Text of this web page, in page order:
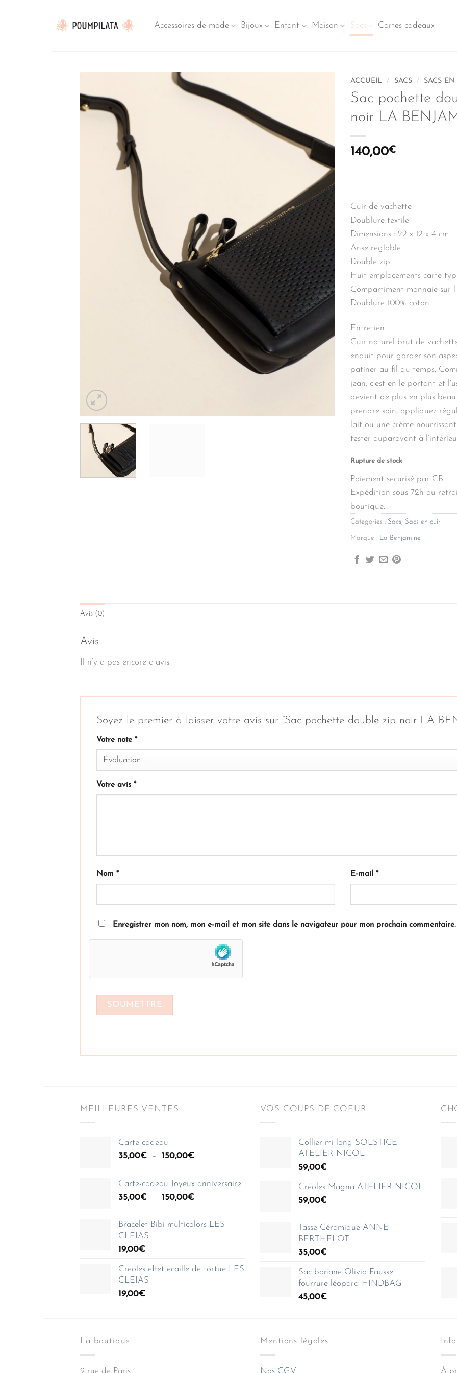
contenu
Accessoires de mode Bijoux Enfant Maison Sacs Cartes-cadeaux
ACCUEIL / SACS / SACS
Sac pochette
noir LA
140,00€
Cuir de vachette
Doublure textile
Dimensions : 22 x 12 x 4 cm
Anse réglable
Double zip
Huit emplacements carte
Compartiment monnaie sur
Doublure 100% coton
Entretien
Cuir naturel brut de
enduit pour garder son
patiner au fil du temps.
jean, c’est en le portant et
devient de plus en plus
prendre soin, appliquez
lait ou une crème
tester auparavant à
Rupture de stock
Paiement sécurisé par CB.
Expédition sous 72h ou
boutique.
Catégories : Sacs, Sacs en cuir
Marque : La Benjamine
Avis (0)
Avis
Il n’y a pas encore d’avis.
Soyez le premier à laisser votre avis sur “Sac pochette double zip noir LA
Votre note *
Votre avis *
Nom * E-mail *
Enregistrer mon nom, mon e-mail et mon site dans le navigateur pour mon prochain commentaire.
MEILLEURES VENTES
Carte-cadeau
35,00€ – 150,00€Plage
à
Carte-cadeau Joyeux anniversaire
35,00€ – 150,00€Plage
prix :
Bracelet Bibi multicolors LES
CLEIAS
19,00€
Créoles effet écaille de tortue LES
CLEIAS
19,00€
VOS COUPS DE COEUR
Collier mi-long SOLSTICE
ATELIER NICOL
59,00€
Créoles Magna ATELIER NICOL
59,00€
Tasse Céramique ANNE
BERTHELOT
35,00€
Sac banane Olivia Fausse
fourrure léopard HINDBAG
45,00€
La boutique
9 rue de Paris
Mentions légales
Nos CGV À